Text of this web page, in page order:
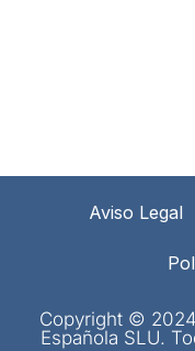
Aviso Legal
Copyright ©
Española SLU.